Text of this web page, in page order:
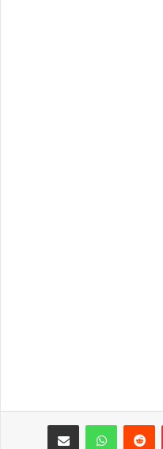
بينتيريست واتساب مشاركة عبر البريد